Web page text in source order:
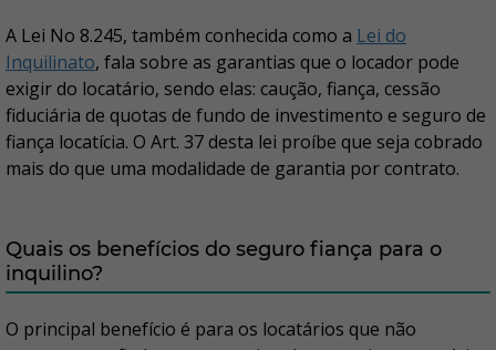
A Lei No 8.245, também conhecida como a Lei do
Inquilinato, fala sobre as garantias que o locador pode
exigir do locatário, sendo elas: caução, fiança, cessão
fiduciária de quotas de fundo de investimento e seguro de
fiança locatícia. O Art. 37 desta lei proíbe que seja cobrado
mais do que uma modalidade de garantia por contrato.
Quais os benefícios do seguro fiança para o
inquilino?
O principal benefício é para os locatários que não